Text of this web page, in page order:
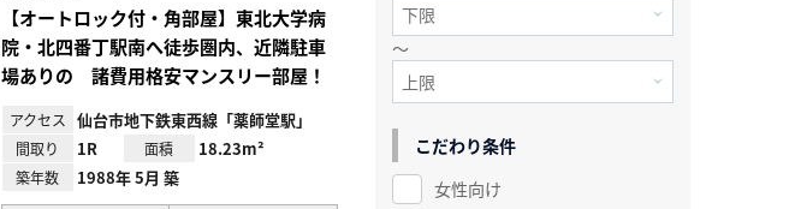
【オートロック付・角部屋】東北大学病
院・北四番丁駅南へ徒歩圏内、近隣駐車
場ありの 諸費用格安マンスリー部屋！
アクセス 仙台市地下鉄東西線「薬師堂駅」
間取り 1R 面積 18.23m²
築年数 1988年 5月 築
～
こだわり条件
女性向け